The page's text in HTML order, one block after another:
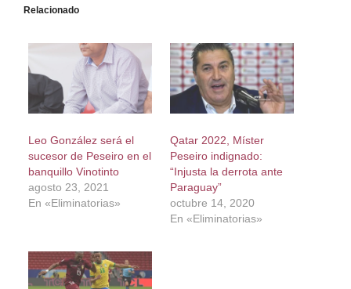
Relacionado
Leo González será el
sucesor de Peseiro en el
banquillo Vinotinto
agosto 23, 2021
En «Eliminatorias»
Qatar 2022, Míster
Peseiro indignado:
“Injusta la derrota ante
Paraguay”
octubre 14, 2020
En «Eliminatorias»